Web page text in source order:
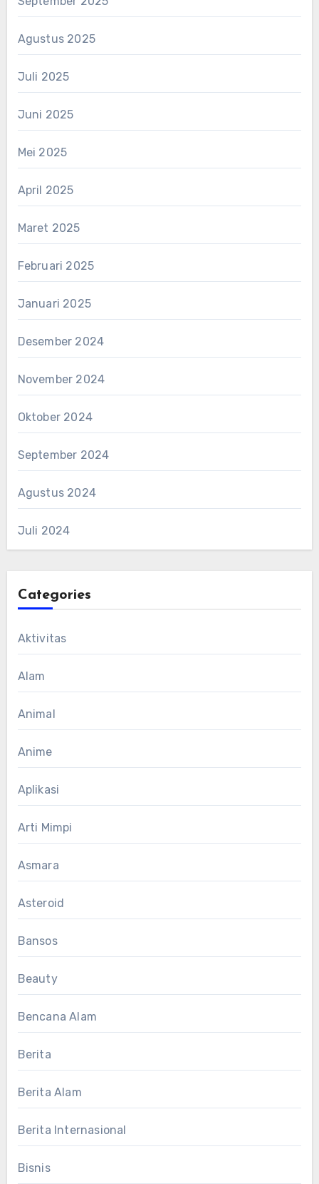
Agustus 2025
Juli 2025
Juni 2025
Mei 2025
April 2025
Maret 2025
Februari 2025
Januari 2025
Desember 2024
November 2024
Oktober 2024
September 2024
Agustus 2024
Juli 2024
Categories
Aktivitas
Alam
Animal
Anime
Aplikasi
Arti Mimpi
Asmara
Asteroid
Bansos
Beauty
Bencana Alam
Berita
Berita Alam
Berita Internasional
Bisnis